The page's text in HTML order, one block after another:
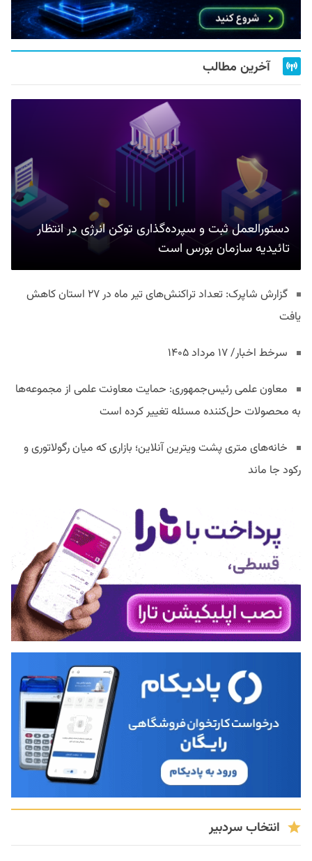
آخرین مطالب
دستورالعمل ثبت و سپرده‌گذاری توکن انرژی در انتظار
تائیدیه سازمان بورس است
گزارش شاپرک: تعداد تراکنش‌های تیر ماه در ۲۷ استان‌ کاهش
یافت
سرخط اخبار/ ۱۷ مرداد ۱۴۰۵
معاون علمی رئیس‌جمهوری: حمایت معاونت علمی از مجموعه‌ها
به محصولات حل‌کننده مسئله تغییر کرده است
خانه‌های متری پشت ویترین آنلاین؛ بازاری که میان رگولاتوری و
رکود جا ماند
انتخاب سردبیر